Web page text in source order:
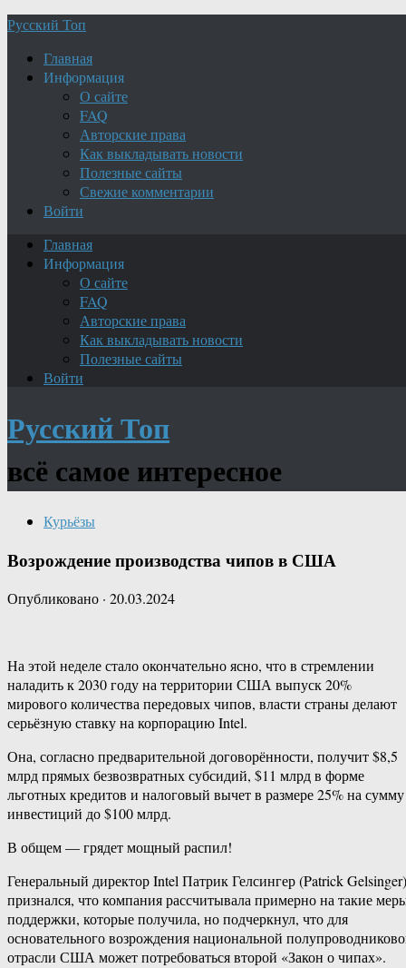
Русский Топ
Главная
Информация
О сайте
FAQ
Авторские права
Как выкладывать новости
Полезные сайты
Свежие комментарии
Войти
Главная
Информация
О сайте
FAQ
Авторские права
Как выкладывать новости
Полезные сайты
Войти
Русский Топ
всё самое интересное
Курьёзы
Возрождение производства чипов в США
Опубликовано · 20.03.2024
На этой неделе стало окончательно ясно, что в стремлении
наладить к 2030 году на территории США выпуск 20%
мирового количества передовых чипов, власти страны делают
серьёзную ставку на корпорацию Intel.
Она, согласно предварительной договорённости, получит $8,5
млрд прямых безвозвратных субсидий, $11 млрд в форме
льготных кредитов и налоговый вычет в размере 25% на сумму
инвестиций до $100 млрд.
В общем — грядет мощный распил!
Генеральный директор Intel Патрик Гелсингер (Patrick Gelsinger)
признался, что компания рассчитывала примерно на такие
поддержки, которые получила, но подчеркнул, что для
основательного возрождения национальной
отрасли США может потребоваться второй «Закон о чипах».